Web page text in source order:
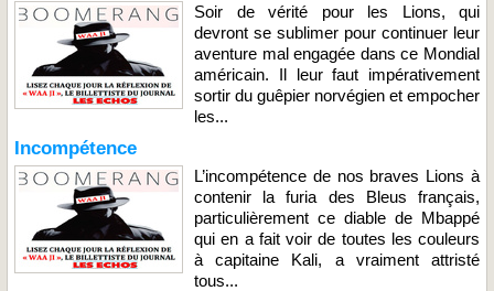
Soir de vérité pour les Lions, qui
devront se sublimer pour continuer leur
aventure mal engagée dans ce Mondial
américain. Il leur faut impérativement
sortir du guêpier norvégien et empocher
les...
Incompétence
L’incompétence de nos braves Lions à
contenir la furia des Bleus français,
particulièrement ce diable de Mbappé
qui en a fait voir de toutes les couleurs
à capitaine Kali, a vraiment attristé
tous...